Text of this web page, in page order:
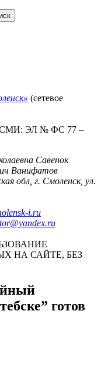
(сетевое
СМИ: ЭЛ № ФС 77 –
Савенок
Ванифатов
обл, г. Смоленск, ул.
i.ru
НА САЙТЕ, БЕЗ
готов